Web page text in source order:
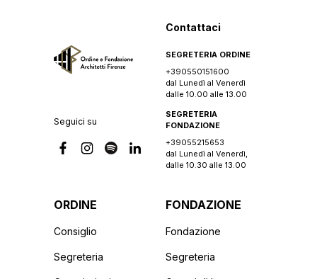
Seguici su
Contattaci
SEGRETERIA ORDINE
+390550151600
dal Lunedì al Venerdì
dalle 10.00 alle 13.00
SEGRETERIA
FONDAZIONE
+39055215653
dal Lunedì al Venerdì,
dalle 10.30 alle 13.00
ORDINE
Consiglio
Segreteria
FONDAZIONE
Fondazione
Segreteria